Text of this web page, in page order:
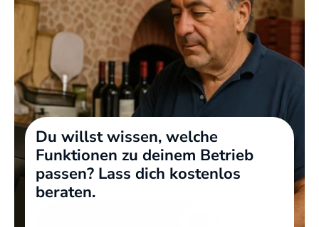
Du willst wissen, welche
Funktionen zu deinem Betrieb
passen? Lass dich kostenlos
beraten.